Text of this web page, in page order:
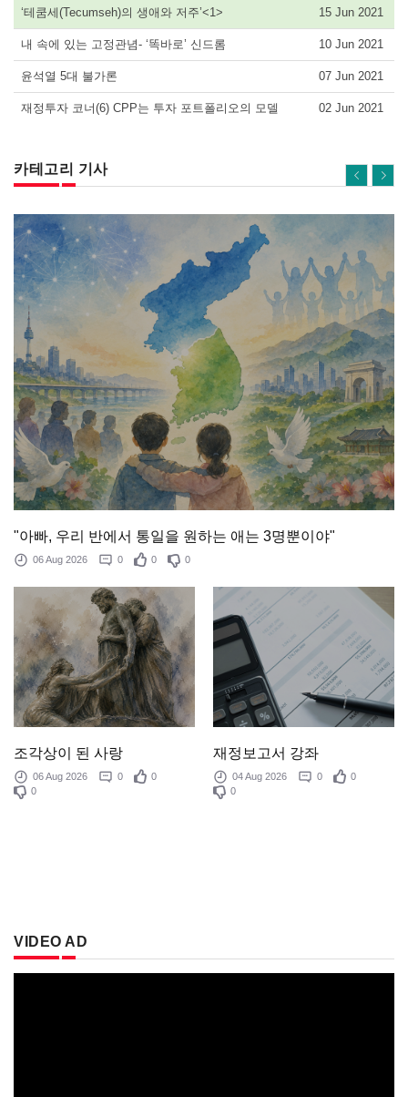
‘테쿰세(Tecumseh)의 생애와 저주’<1> 15 Jun 2021
내 속에 있는 고정관념- ‘똑바로’ 신드롬 10 Jun 2021
윤석열 5대 불가론 07 Jun 2021
재정투자 코너(6) CPP는 투자 포트폴리오의 모델 02 Jun 2021
카테고리 기사
"아빠, 우리 반에서 통일을 원하는 애는 3명뿐이야"
06 Aug 2026 0 0 0
조각상이 된 사랑
06 Aug 2026 0
0
0
재정보고서 강좌
04 Aug 2026 0
0
0
VIDEO AD